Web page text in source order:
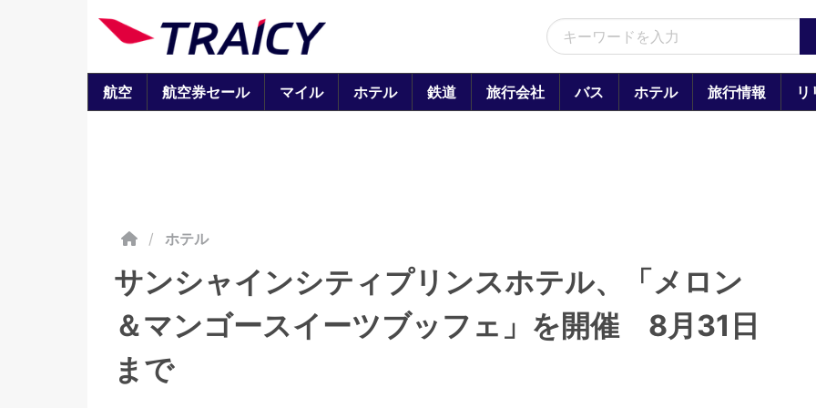
航空 航空券セール マイル ホテル 鉄道 旅行会社 バス ホテル 旅行情報 リ
/ ホテル
サンシャインシティプリンスホテル、「メロン
＆マンゴースイーツブッフェ」を開催 8月31日
まで